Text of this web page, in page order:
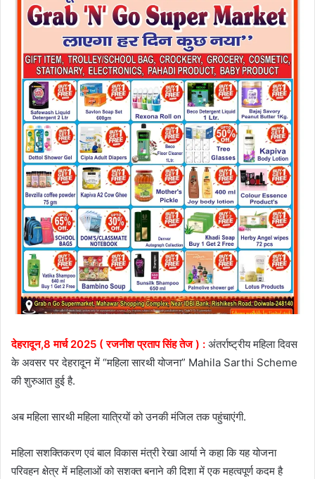
देहरादून,8 मार्च 2025 ( रजनीश प्रताप सिंह तेज ) : अंतर्राष्ट्रीय महिला दिवस
के अवसर पर देहरादून में “महिला सारथी योजना” Mahila Sarthi Scheme
की शुरुआत हुई है.
अब महिला सारथी महिला यात्रियों को उनकी मंजिल तक पहुंचाएंगी.
महिला सशक्तिकरण एवं बाल विकास मंत्री रेखा आर्या ने कहा कि यह योजना
परिवहन क्षेत्र में महिलाओं को सशक्त बनाने की दिशा में एक महत्वपूर्ण कदम है